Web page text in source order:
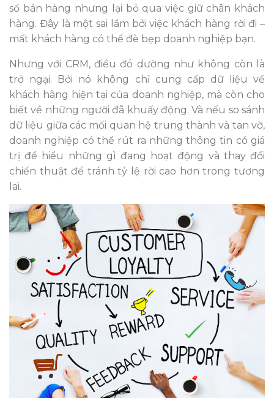
số bán hàng nhưng lại bỏ qua việc giữ chân khách
hàng. Đây là một sai lầm bởi việc khách hàng rời đi –
mất khách hàng có thể đè bẹp doanh nghiệp bạn.
Nhưng với CRM, điều đó dường như không còn là
trở ngại. Bởi nó không chỉ cung cấp dữ liệu về
khách hàng hiện tại của doanh nghiệp, mà còn cho
biết về những người đã khuấy động. Và nếu so sánh
dữ liệu giữa các mối quan hệ trung thành và tan vỡ,
doanh nghiệp có thể rút ra những thông tin có giá
trị để hiểu những gì đang hoạt động và thay đổi
chiến thuật để tránh tỷ lệ rời cao hơn trong tương
lai.